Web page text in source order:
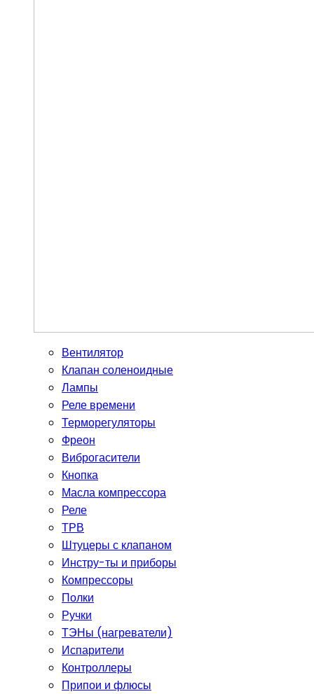
Вентилятор
Клапан соленоидные
Лампы
Реле времени
Терморегуляторы
Фреон
Виброгасители
Кнопка
Масла компрессора
Реле
ТРВ
Штуцеры с клапаном
Инстру-ты и приборы
Компрессоры
Полки
Ручки
ТЭНы (нагреватели)
Испарители
Контроллеры
Припои и флюсы